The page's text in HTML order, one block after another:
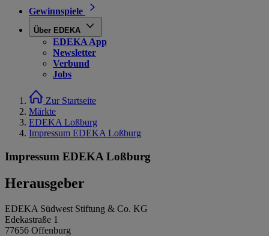
Gewinnspiele
Über EDEKA
EDEKA App
Newsletter
Verbund
Jobs
Zur Startseite
Märkte
EDEKA Loßburg
Impressum EDEKA Loßburg
Impressum EDEKA Loßburg
Herausgeber
EDEKA Südwest Stiftung & Co. KG
Edekastraße 1
77656 Offenburg